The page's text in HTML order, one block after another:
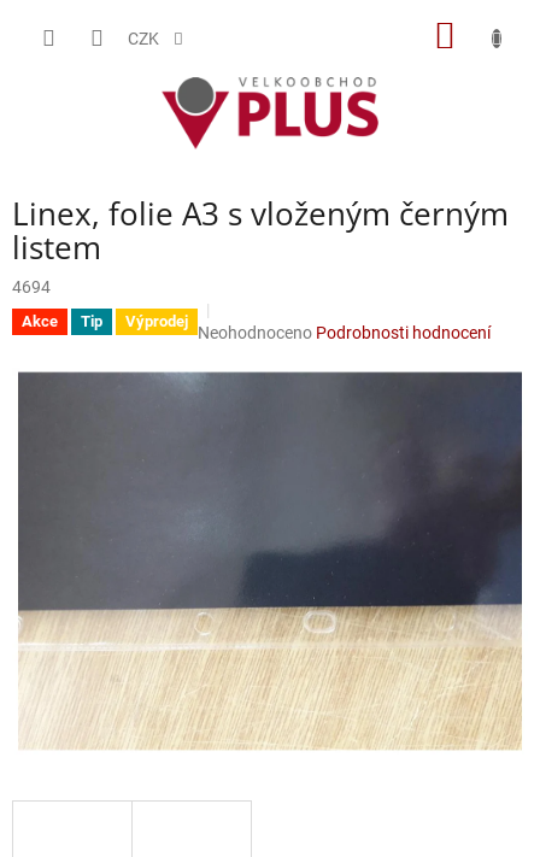
CZK
Linex, folie A3 s vloženým černým
listem
4694
Akce Tip Výprodej
Průměrné
produktu
Neohodnoceno Podrobnosti hodnocení